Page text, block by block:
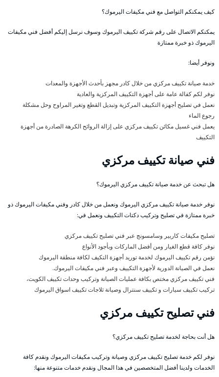
كيف يمكنكم التواصل مع فني مكيفات اليرموك؟
يمكنكم الاتصال على رقم شركة تكييف اليرموك وسوف نرسل إليكم أفضل فني مكيفات
اليرموك ذو خبرة ممتازة
ونوفر أيضا:
خدمة صيانة تكييف مركزي من خلال كادر مجهز بأحدث الأجهزة والمعدات
نوفر لكم كفالة عامة على أجهزة التكييف المركزية والعادية
نعمل في تصليح أجهزة التكييف المركزية وتبديل القطع وتغير المراوح وحل مشكلة
رجوع الماء
يعمل فني غسيل مكائن تكييف مركزي على إزالة الروائح الكرهة الصادرة من أجهزة
التكييف
فني صيانة تكييف مركزي
هل تبحث عن خدمة صيانة تكييف مركزي اليرموك؟
نوفر خدمة صيانة تكييف مركزي اليرموك ونعمل من خلال كادر وفني مكيفات اليرموك ذو
خبرة ممتازة في تصليح وتركيب دكتات التكييف ونعمل في:
تصليح مكيفات كاربير وسامسونج عبر فني تصليح تكييف مركزي
نوفر كافة قطع الغيار ومن أفضل الماركات وبأجود الأنواع
نؤمن رقم تكييف اليرموك لخدمة توريد أجهزة التكيف لكافة منطقة اليرموك
نعمل في الصيانة الدورية لأجهزة التكييف وعبر فني مكيفات اليرموك.
فني تكييف مركزي مختص بكافة عمليات الصيانة وتركيب وحدات تكييف الكويت،
تركيب تكييف سيارات و تكييف سنترال وصيانة ثلاجات تكييف اسواق اليرموك
فني تصليح تكييف مركزي
هل أنت بحاجة لخدمة تصليح تكييف مركزي؟
نوفر لكم خدمة تصليح تكييف مركزي وصيانة وتركيب مكيفات اليرموك ونقدم كافة
الخدمات ولدينا أفضل المتخصصين في هذا المجال ونقدم خدمات متنوعة منها: